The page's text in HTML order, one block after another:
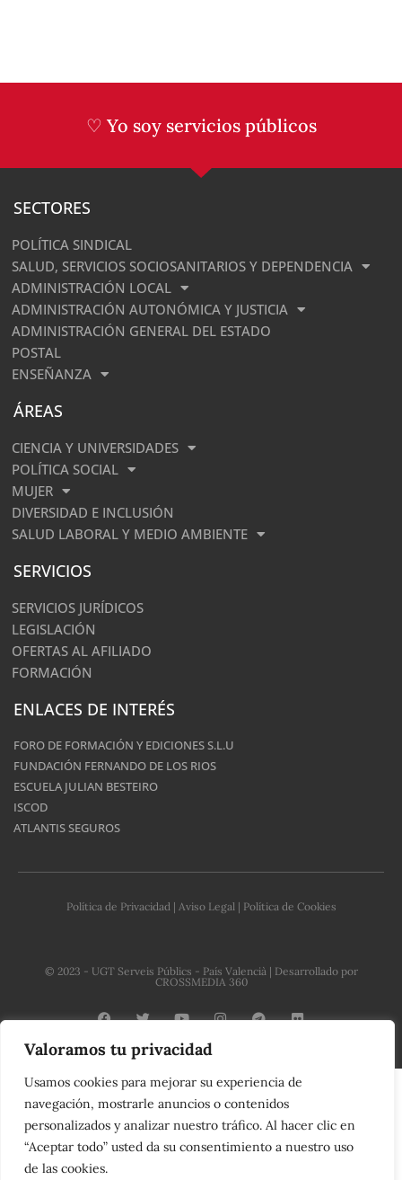
Valoramos tu privacidad
Usamos cookies para mejorar su experiencia de
navegación, mostrarle anuncios o contenidos
personalizados y analizar nuestro tráfico. Al hacer clic en
“Aceptar todo” usted da su consentimiento a nuestro uso
de las cookies.
♡ Yo soy servicios públicos
SECTORES
POLÍTICA SINDICAL
SALUD, SERVICIOS SOCIOSANITARIOS Y DEPENDENCIA
ADMINISTRACIÓN LOCAL
ADMINISTRACIÓN AUTONÓMICA Y JUSTICIA
ADMINISTRACIÓN GENERAL DEL ESTADO
POSTAL
ENSEÑANZA
ÁREAS
CIENCIA Y UNIVERSIDADES
POLÍTICA SOCIAL
MUJER
DIVERSIDAD E INCLUSIÓN
SALUD LABORAL Y MEDIO AMBIENTE
SERVICIOS
SERVICIOS JURÍDICOS
LEGISLACIÓN
OFERTAS AL AFILIADO
FORMACIÓN
ENLACES DE INTERÉS
FORO DE FORMACIÓN Y EDICIONES S.L.U
FUNDACIÓN FERNANDO DE LOS RIOS
ESCUELA JULIAN BESTEIRO
ISCOD
ATLANTIS SEGUROS
Política de Privacidad| Aviso Legal| Política de Cookies
© 2023 - UGT Serveis Públics - País Valencià | Desarrollado por
CROSSMEDIA 360